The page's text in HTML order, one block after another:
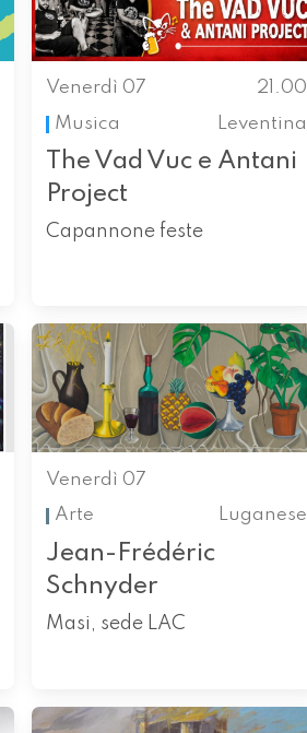
Venerdì 07
21.00
Musica
Leventina
The Vad Vuc e Antani
Project
Capannone feste
Venerdì 07
Arte
Luganese
Jean-Frédéric
Schnyder
Masi, sede LAC